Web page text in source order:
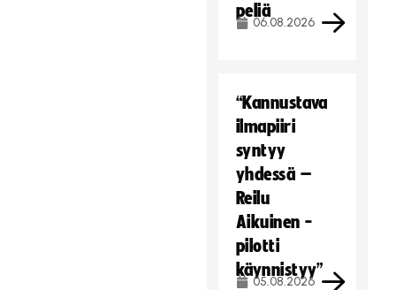
peliä
06.08.2026
“Kannustava
ilmapiiri
syntyy
yhdessä –
Reilu
Aikuinen -
pilotti
käynnistyy”
05.08.2026